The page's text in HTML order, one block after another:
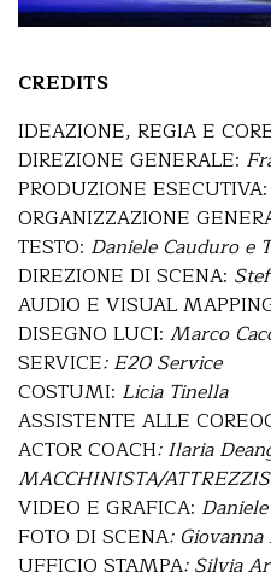
CREDITS
IDEAZIONE, REGIA E
DIREZIONE GENERALE:
PRODUZIONE ESECUTIVA:
ORGANIZZAZIONE
TESTO: Daniele Cauduro e
DIREZIONE DI SCENA:
AUDIO E VISUAL
DISEGNO LUCI: Marco
SERVICE: E20 Service
COSTUMI: Licia Tinella
ASSISTENTE ALLE
ACTOR COACH: Ilaria
MACCHINISTA/
VIDEO E GRAFICA:
FOTO DI SCENA:
UFFICIO STAMPA: Silvia